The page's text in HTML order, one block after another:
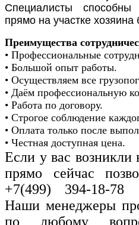
Специалисты
прямо на участке хозяина
Преимущества
• Профессиональные
• Большой опыт работы.
• Осуществляем все
• Даём профессиональную
• Работа по договору.
• Строгое соблюдение
• Оплата только после
• Честная доступная цена.
Если у вас
прямо сейчас
+7(499) 394-18-78
Наши менеджеры
по любому